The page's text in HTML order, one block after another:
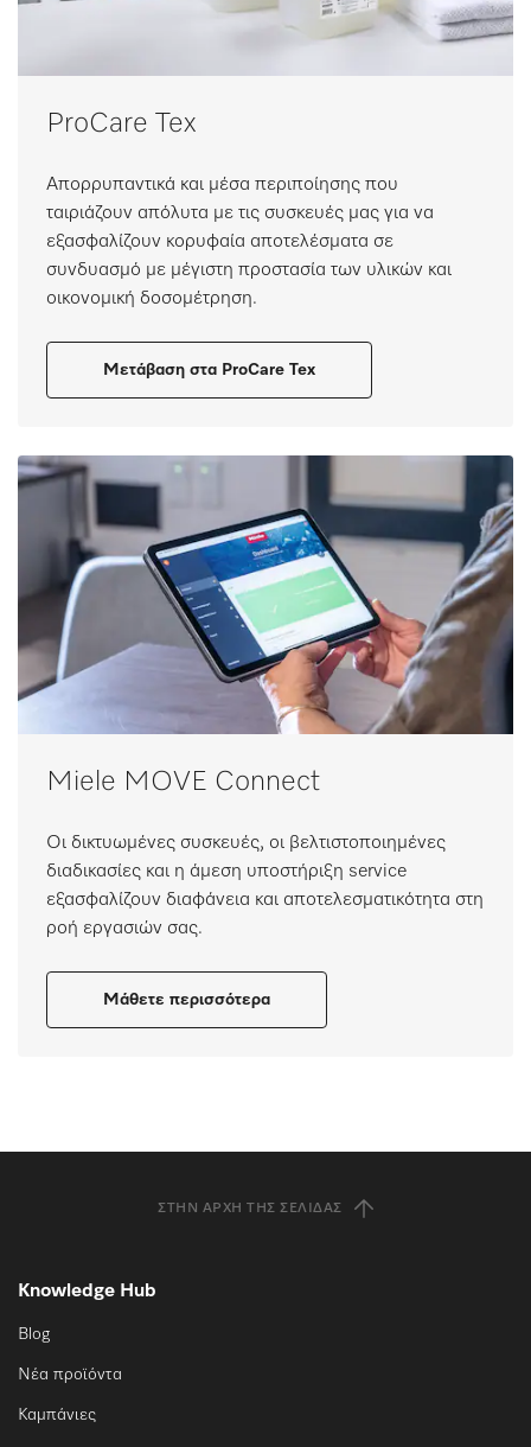
ProCare Tex
Απορρυπαντικά και μέσα περιποίησης που
ταιριάζουν απόλυτα με τις συσκευές μας για να
εξασφαλίζουν κορυφαία αποτελέσματα σε
συνδυασμό με μέγιστη προστασία των υλικών και
οικονομική δοσομέτρηση.
Μετάβαση στα ProCare Tex
Miele MOVE Connect ​
Οι δικτυωμένες συσκευές, οι βελτιστοποιημένες
διαδικασίες και η άμεση υποστήριξη service
εξασφαλίζουν διαφάνεια και αποτελεσματικότητα στη
ροή εργασιών σας.
Μάθετε περισσότερα
ΣΤΗΝ ΑΡΧΉ ΤΗΣ ΣΕΛΊΔΑΣ
Knowledge Hub
Blog
Νέα προϊόντα
Καμπάνιες